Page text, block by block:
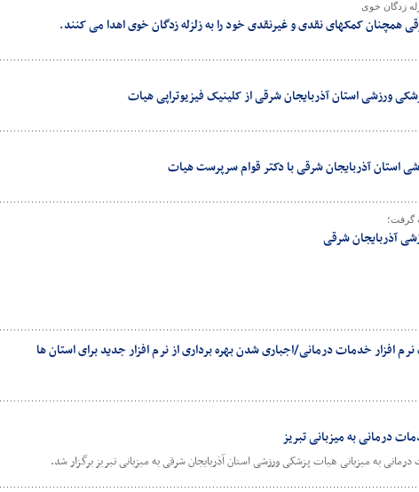
زدگان خوی
همچنان کمکهای نقدی و غیرنقدی خود را به زلزله زدگان خوی اهدا می کنند.
ورزشی استان آذربایجان شرقی از کلینیک فیزیوتراپی هیات
استان آذربایجان شرقی با دکتر قوام سرپرست هیات
گرفت؛
آذربایجان شرقی
نرم افزار خدمات درمانی/اجباری شدن بهره برداری از نرم افزار جدید برای استان ها
درمانی به میزبانی تبریز
به میزبانی هیات پزشکی ورزشی استان آذربایجان شرقی به میزبانی تبریز برگزار شد.